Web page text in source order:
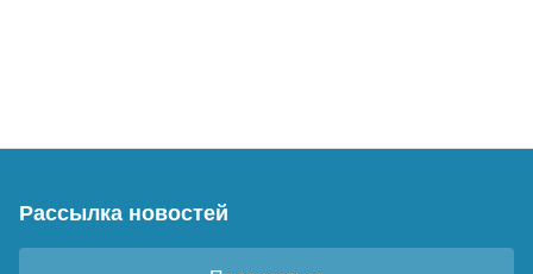
Рассылка новостей